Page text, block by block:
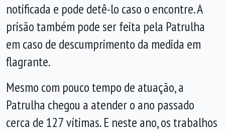
notificada e pode detê-lo caso o encontre. A
prisão também pode ser feita pela Patrulha
em caso de descumprimento da medida em
flagrante.
Mesmo com pouco tempo de atuação, a
Patrulha chegou a atender o ano passado
cerca de 127 vítimas. E neste ano, os trabalhos